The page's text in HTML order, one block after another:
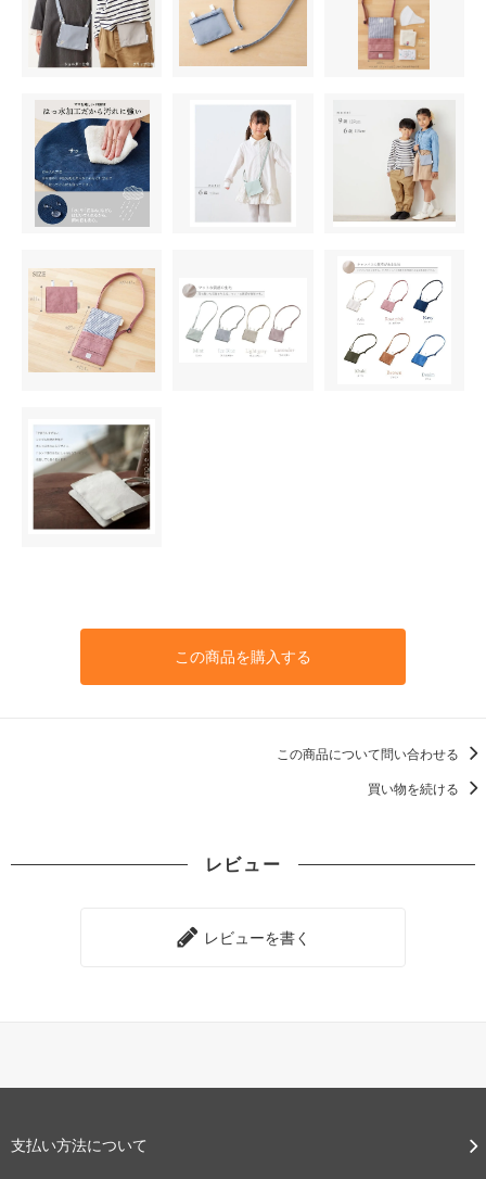
この商品を購入する
この商品について問い合わせる
買い物を続ける
レビュー
レビューを書く
支払い方法について